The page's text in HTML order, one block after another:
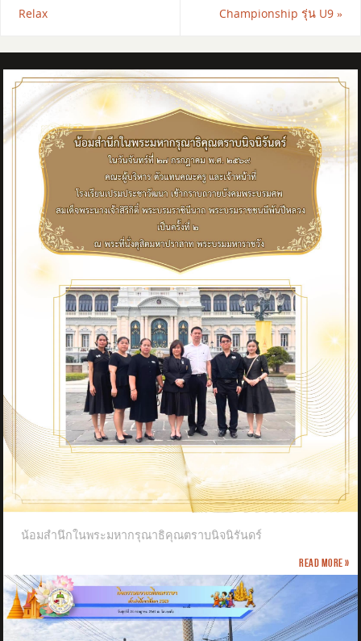
Relax
Championship รุ่น U9»
น้อมสำนึกในพระมหากรุณาธิคุณตราบนิจนิรันดร์
Read more »